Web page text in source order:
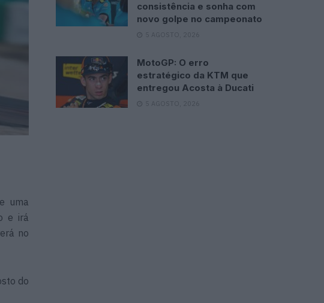
uma
e irá
no
do
consistência e sonha com
novo golpe no campeonato
5 AGOSTO, 2026
MotoGP: O erro
estratégico da KTM que
entregou Acosta à Ducati
5 AGOSTO, 2026